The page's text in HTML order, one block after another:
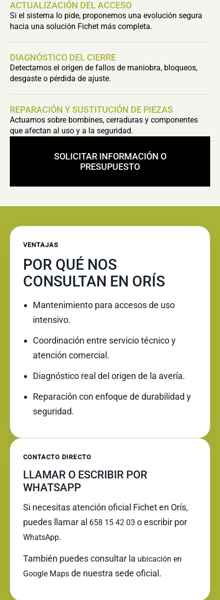
ACTUALIZACIÓN DEL ACCESO
Si el sistema lo pide, proponemos una evolución segura
hacia una solución Fichet más completa.
DIAGNÓSTICO DEL CIERRE
Detectamos el origen de fallos de maniobra, bloqueos,
desgaste o pérdida de ajuste.
REPARACIÓN Y SUSTITUCIÓN DE PIEZAS
Actuamos sobre bombines, cerraduras y componentes
que afectan al uso y a la seguridad.
SOLICITAR INFORMACIÓN O
PRESUPUESTO
VENTAJAS
POR QUÉ NOS
CONSULTAN EN ORÍS
Mantenimiento para accesos de uso
intensivo.
Coordinación entre servicio técnico y
atención comercial.
Diagnóstico real del origen de la avería.
Reparación con enfoque de durabilidad y
seguridad.
CONTACTO DIRECTO
LLAMAR O ESCRIBIR POR
WHATSAPP
Si necesitas atención oficial Fichet en Orís,
puedes llamar al 658 15 42 03 o escribir por
WhatsApp.
También puedes consultar la ubicación en
Google Maps de nuestra sede oficial.